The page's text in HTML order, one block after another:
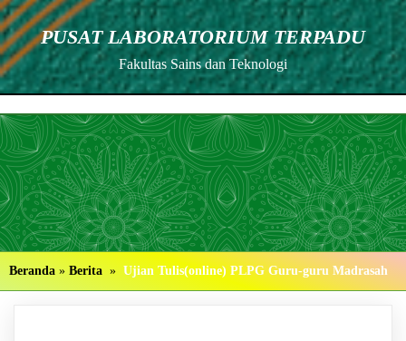
PUSAT LABORATORIUM TERPADU
Fakultas Sains dan Teknologi
Beranda » Berita » Ujian Tulis(online) PLPG Guru-guru Madrasah